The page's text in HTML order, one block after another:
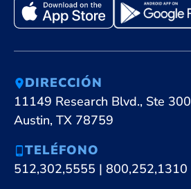
DIRECCIÓN
11149 Research Blvd., Ste 300
Austin, TX 78759
TELÉFONO
512,302,5555 | 800,252,1310